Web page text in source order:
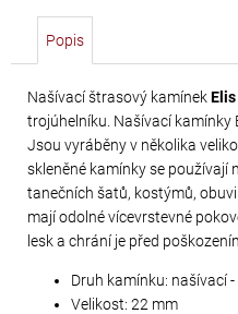
Popis
Našívací štrasový kamínekElis
trojúhelníku. Našívací kamínky
Jsou vyráběny v několika
skleněné kamínky se používají
tanečních šatů, kostýmů,
mají odolné vícevrstevné
lesk a chrání je před
Druh kamínku: našívací
Velikost: 22 mm
PRECIOSA
NH
SS-
8
CRYSTAL
69
Kč